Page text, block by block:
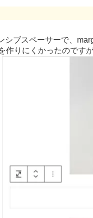
シブスペーサーで、
作りにくかったのです